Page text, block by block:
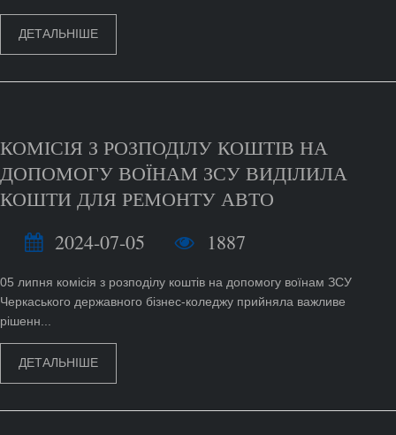
ДЕТАЛЬНІШЕ
КОМІСІЯ З РОЗПОДІЛУ КОШТІВ НА
ДОПОМОГУ ВОЇНАМ ЗСУ ВИДІЛИЛА
КОШТИ ДЛЯ РЕМОНТУ АВТО
2024-07-05
1887
05 липня комісія з розподілу коштів на допомогу воїнам ЗСУ
Черкаського державного бізнес-коледжу прийняла важливе
рішенн...
ДЕТАЛЬНІШЕ